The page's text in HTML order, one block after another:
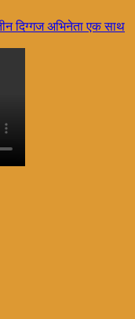
दिग्गज अभिनेता एक साथ